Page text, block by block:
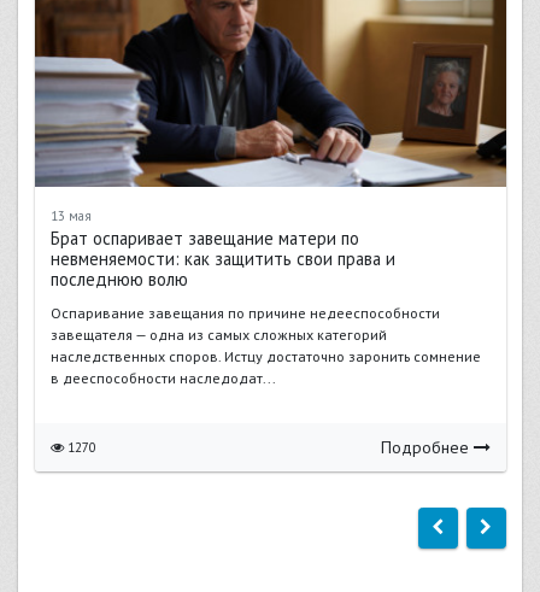
13 мая
Брат оспаривает завещание матери по
невменяемости: как защитить свои права и
последнюю волю
Оспаривание завещания по причине недееспособности
завещателя — одна из самых сложных категорий
наследственных споров. Истцу достаточно заронить сомнение
в дееспособности наследодат...
1270 Подробнее